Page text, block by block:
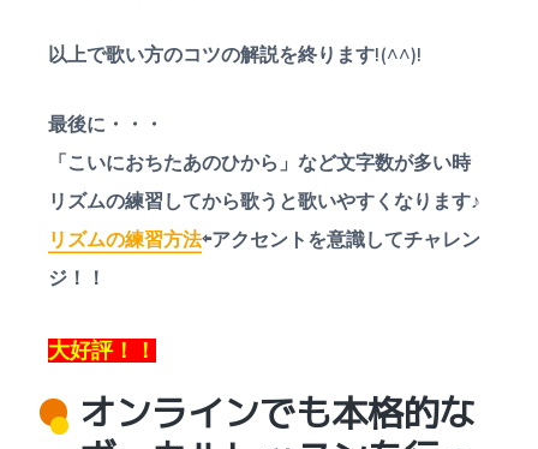
以上で歌い方のコツの解説を終ります!(^^)!
最後に・・・
「こいにおちたあのひから」など文字数が多い時
リズムの練習してから歌うと歌いやすくなります♪
リズムの練習方法⇦アクセントを意識してチャレン
ジ！！
大好評！！
オンラインでも本格的な